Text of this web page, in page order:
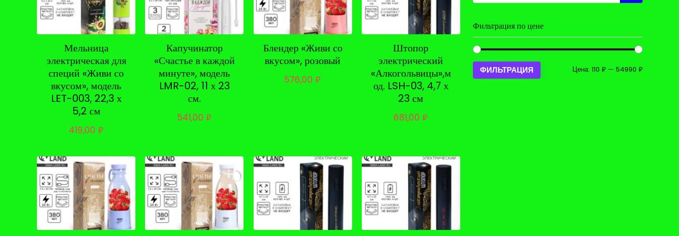
Мельница
электрическая для
специй «Живи со
вкусом», модель
LET-003, 22,3 х
5,2 см
419,00₽
Капучинатор
«Счастье в каждой
минуте», модель
LMR-02, 11 х 23
см.
541,00 ₽
Блендер «Живи со
вкусом», розовый
576,00₽
Штопор
электрический
«Алкогольвицы»,м
од. LSH-03, 4,7 х
23 см
681,00₽
Фильтрация по цене
ФИЛЬТРАЦИЯ Цена: 110 ₽ — 54990 ₽